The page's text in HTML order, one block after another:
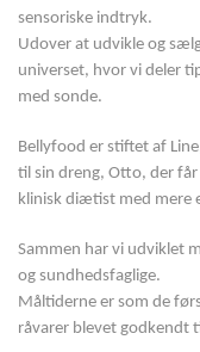
sensoriske indtryk.
Udover at udvikle og
universet, hvor vi deler
med sonde.
Bellyfood er stiftet af
til sin dreng, Otto, der får
klinisk diætist med mere
Sammen har vi udviklet
og sundhedsfaglige.
Måltiderne er som de
råvarer blevet godkendt